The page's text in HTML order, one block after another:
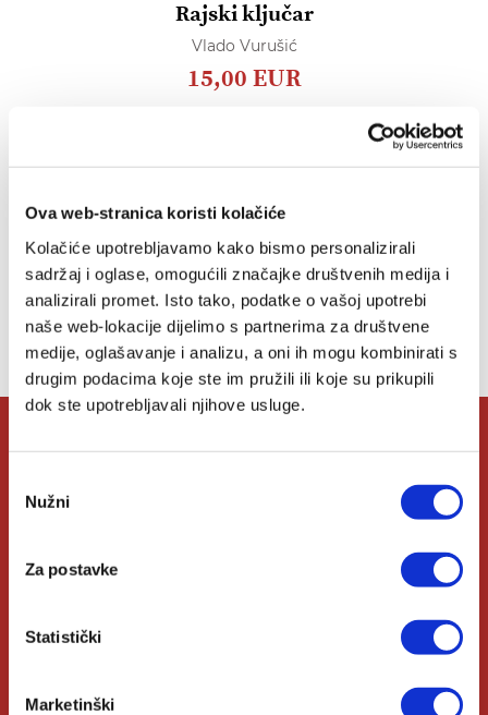
Ova web-stranica koristi kolačiće
Kolačiće upotrebljavamo kako bismo personalizirali
sadržaj i oglase, omogućili značajke društvenih medija i
analizirali promet. Isto tako, podatke o vašoj upotrebi
naše web-lokacije dijelimo s partnerima za društvene
medije, oglašavanje i analizu, a oni ih mogu kombinirati s
drugim podacima koje ste im pružili ili koje su prikupili
dok ste upotrebljavali njihove usluge.
pristanka
Nužni
Za postavke
Statistički
Marketinški
Rajski ključar
Vlado Vurušić
15,00 EUR
Lista želja
Nemate artikala u svojoj listi želja.
O Verbumu